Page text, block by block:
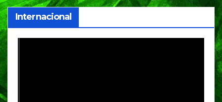
Internacional